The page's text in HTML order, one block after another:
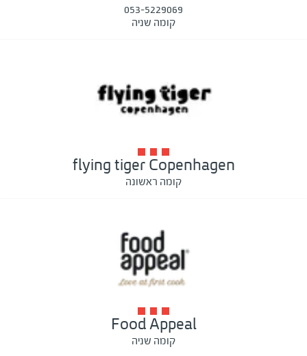
053-5229069
קומה שניה
flying tiger Copenhagen
קומה ראשונה
Food Appeal
קומה שניה